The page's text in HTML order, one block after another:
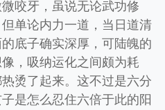
咬牙，虽说无论武功修
单论内力一道，当日道清
底子确实深厚，可陆魄的
，吸纳运化之间颇为耗
烫了起来。这不过是六分
是怎么忍住六倍于此的阳